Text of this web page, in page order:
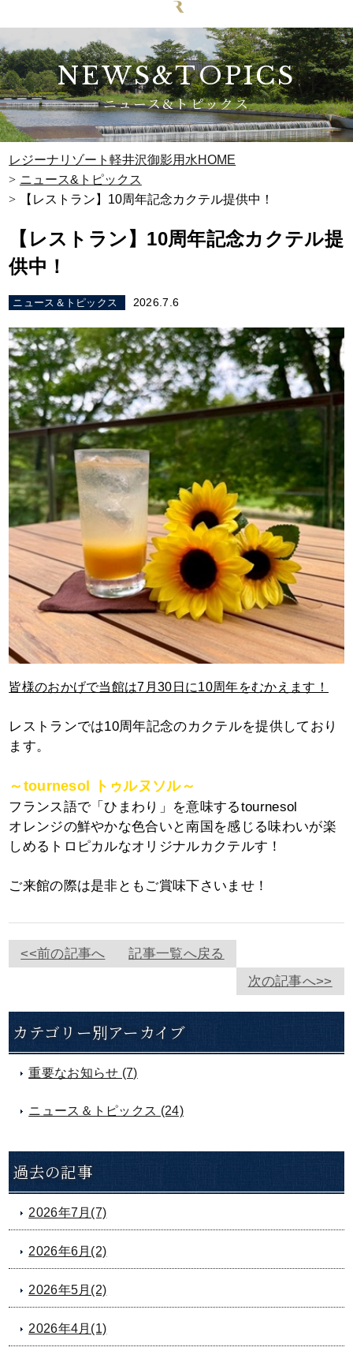
NEWS&TOPICS
ニュース&トピックス
レジーナリゾート軽井沢御影用水HOME
ニュース&トピックス
【レストラン】10周年記念カクテル提供中！
【レストラン】10周年記念カクテル提
供中！
ニュース＆トピックス 2026.7.6
皆様のおかげで当館は7月30日に10周年をむかえます！
レストランでは10周年記念のカクテルを提供しており
ます。
～tournesol トゥルヌソル～
フランス語で「ひまわり」を意味するtournesol
オレンジの鮮やかな色合いと南国を感じる味わいが楽
しめるトロピカルなオリジナルカクテルす！
ご来館の際は是非ともご賞味下さいませ！
<<前の記事へ
記事一覧へ戻る
次の記事へ>>
カテゴリー別アーカイブ
重要なお知らせ (7)
ニュース＆トピックス (24)
過去の記事
2026年7月(7)
2026年6月(2)
2026年5月(2)
2026年4月(1)